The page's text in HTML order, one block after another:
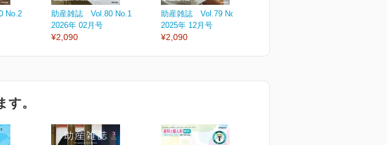
No.2
助産雑誌 Vol.80 No.1
2026年 02月号
¥2,090
助産雑誌 Vol.79 No.6
2025年 12月号
¥2,090
。